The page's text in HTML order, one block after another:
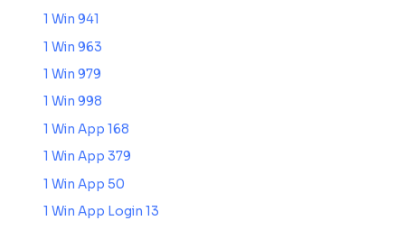
1 Win 941
1 Win 963
1 Win 979
1 Win 998
1 Win App 168
1 Win App 379
1 Win App 50
1 Win App Login 13